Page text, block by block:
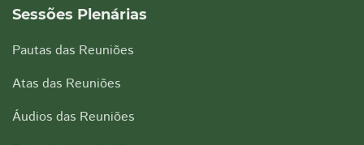
Sessões Plenárias
Pautas das Reuniões
Atas das Reuniões
Áudios das Reuniões